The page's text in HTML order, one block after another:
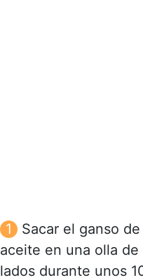
Sacar el ganso
aceite en una olla
lados durante unos